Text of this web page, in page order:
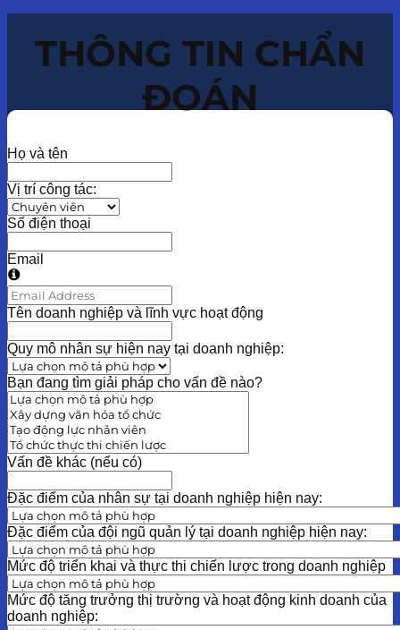
THÔNG TIN CHẨN
ĐOÁN
Họ và tên
Vị trí công tác:
Số điện thoại
Email
Tên doanh nghiệp và lĩnh vực hoạt động
Quy mô nhân sự hiện nay tại doanh nghiệp:
Bạn đang tìm giải pháp cho vấn đề nào?
Vấn đề khác (nếu có)
Đặc điểm của nhân sự tại doanh nghiệp hiện nay:
Đặc điểm của đội ngũ quản lý tại doanh nghiệp hiện nay:
Mức độ triển khai và thực thi chiến lược trong doanh nghiệp
Mức độ tăng trưởng thị trường và hoạt động kinh doanh của
doanh nghiệp: